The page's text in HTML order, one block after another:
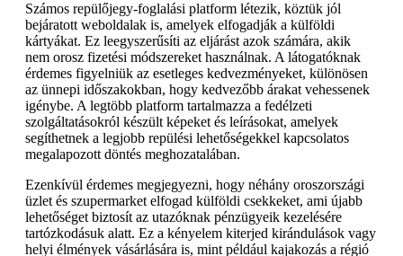
Számos repülőjegy-foglalási platform létezik, köztük jól
bejáratott weboldalak is, amelyek elfogadják a külföldi
kártyákat. Ez leegyszerűsíti az eljárást azok számára, akik
nem orosz fizetési módszereket használnak. A látogatóknak
érdemes figyelniük az esetleges kedvezményeket, különösen
az ünnepi időszakokban, hogy kedvezőbb árakat vehessenek
igénybe. A legtöbb platform tartalmazza a fedélzeti
szolgáltatásokról készült képeket és leírásokat, amelyek
segíthetnek a legjobb repülési lehetőségekkel kapcsolatos
megalapozott döntés meghozatalában.
Ezenkívül érdemes megjegyezni, hogy néhány oroszországi
üzlet és szupermarket elfogad külföldi csekkeket, ami újabb
lehetőséget biztosít az utazóknak pénzügyeik kezelésére
tartózkodásuk alatt. Ez a kényelem kiterjed kirándulások vagy
helyi élmények vásárlására is, mint például kajakozás a régió